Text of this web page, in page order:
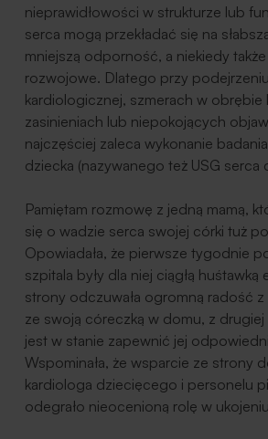
nieprawidłowości w strukturze lub
serca mogą przekładać się na
mniejszą odporność, a niekiedy
rozwojowe. Dlatego przy
kardiologicznej, szmerach w obrębie
zasinieniach lub niepokojących
najczęściej zaleca wykonanie
dziecka (nazywanego też USG serca
Pamiętam rozmowę z jedną mamą,
się o wadzie serca swojej córki tuż
Opowiadała, że pierwsze tygodnie
szpitala były dla niej ciągłą huśtawką
strony odczuwała ogromną radość z
ze swoją córeczką w domu, z
jest w stanie zapewnić jej
Wspominała, że wsparcie ze strony
kardiologa dziecięcego i personelu
odegrało nieocenioną rolę w